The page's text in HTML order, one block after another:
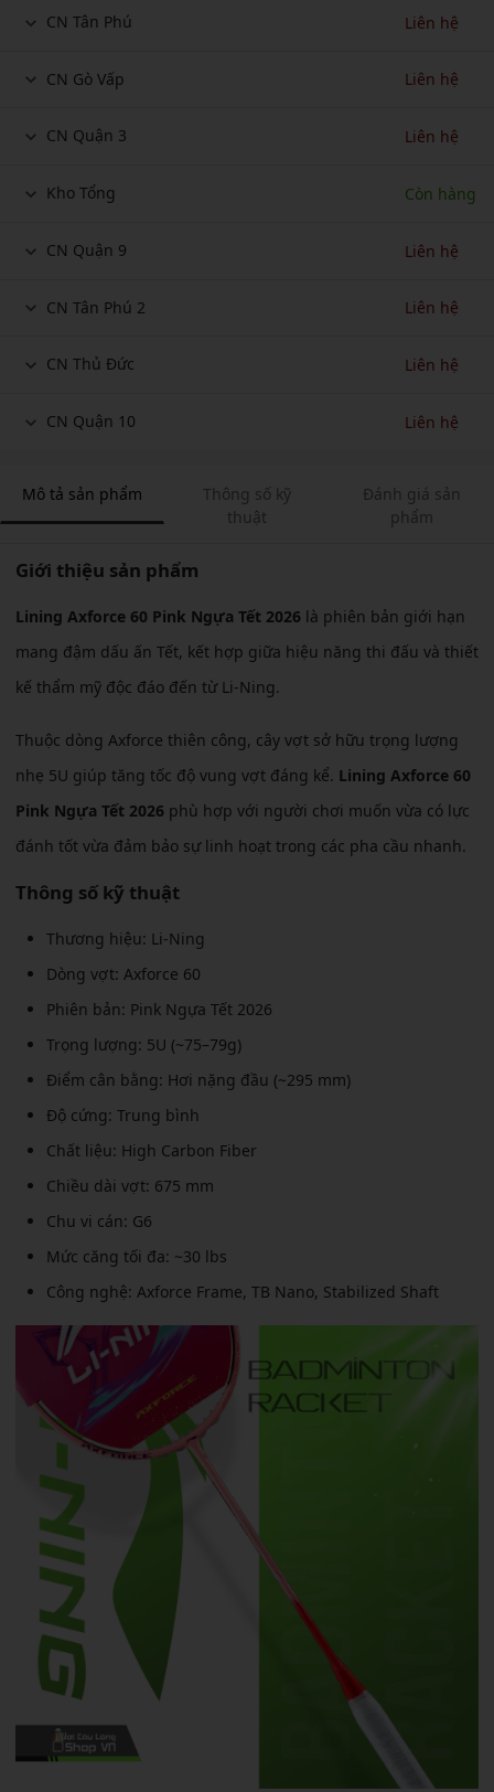
CN Tân Phú Liên hệ
CN Gò Vấp Liên hệ
CN Quận 3 Liên hệ
Kho Tổng Còn hàng
CN Quận 9 Liên hệ
CN Tân Phú 2 Liên hệ
CN Thủ Đức Liên hệ
CN Quận 10 Liên hệ
Mô tả sản phẩm
Thông số kỹ
thuật
Đánh giá sản
phẩm
Giới thiệu sản phẩm
Lining Axforce 60 Pink Ngựa Tết 2026 là phiên bản giới hạn
mang đậm dấu ấn Tết, kết hợp giữa hiệu năng thi đấu và thiết
kế thẩm mỹ độc đáo đến từ Li-Ning.
Thuộc dòng Axforce thiên công, cây vợt sở hữu trọng lượng
nhẹ 5U giúp tăng tốc độ vung vợt đáng kể. Lining Axforce 60
Pink Ngựa Tết 2026 phù hợp với người chơi muốn vừa có lực
đánh tốt vừa đảm bảo sự linh hoạt trong các pha cầu nhanh.
Thông số kỹ thuật
Thương hiệu: Li-Ning
Dòng vợt: Axforce 60
Phiên bản: Pink Ngựa Tết 2026
Trọng lượng: 5U (~75–79g)
Điểm cân bằng: Hơi nặng đầu (~295 mm)
Độ cứng: Trung bình
Chất liệu: High Carbon Fiber
Chiều dài vợt: 675 mm
Chu vi cán: G6
Mức căng tối đa: ~30 lbs
Công nghệ: Axforce Frame, TB Nano, Stabilized Shaft